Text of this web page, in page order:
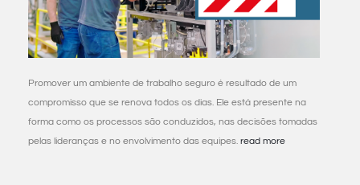
Promover um ambiente de trabalho seguro é resultado de um
compromisso que se renova todos os dias. Ele está presente na
forma como os processos são conduzidos, nas decisões tomadas
pelas lideranças e no envolvimento das equipes. read more